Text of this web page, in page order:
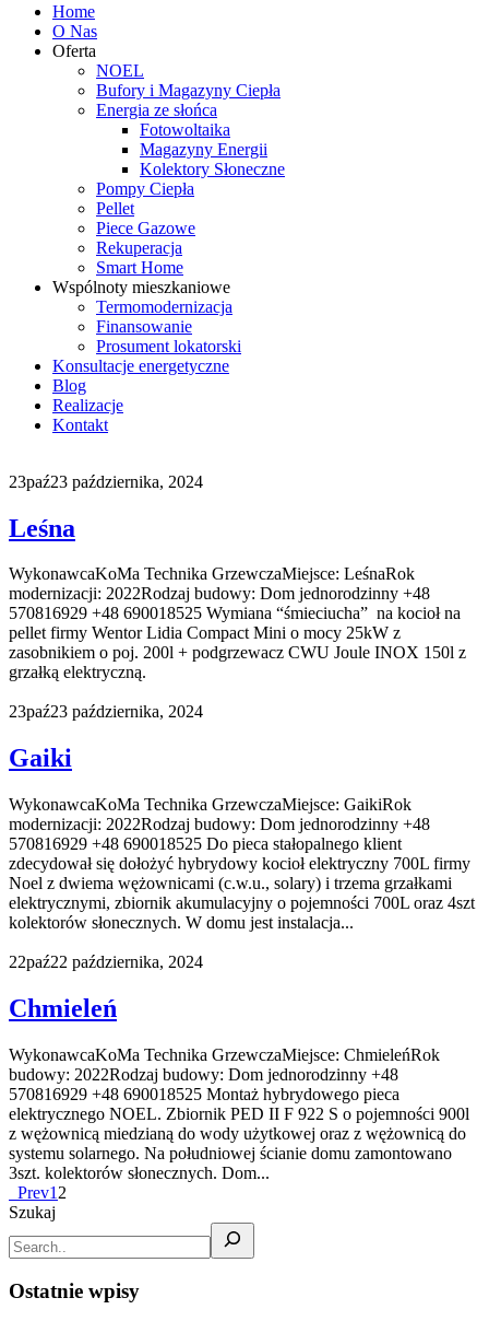
Home
O Nas
Oferta
NOEL
Bufory i Magazyny Ciepła
Energia ze słońca
Fotowoltaika
Magazyny Energii
Kolektory Słoneczne
Pompy Ciepła
Pellet
Piece Gazowe
Rekuperacja
Smart Home
Wspólnoty mieszkaniowe
Termomodernizacja
Finansowanie
Prosument lokatorski
Konsultacje energetyczne
Blog
Realizacje
Kontakt
23paź23 października, 2024
Leśna
WykonawcaKoMa Technika GrzewczaMiejsce: LeśnaRok
modernizacji: 2022Rodzaj budowy: Dom jednorodzinny +48
570816929 +48 690018525 Wymiana “śmieciucha” na kocioł na
pellet firmy Wentor Lidia Compact Mini o mocy 25kW z
zasobnikiem o poj. 200l + podgrzewacz CWU Joule INOX 150l z
grzałką elektryczną.
23paź23 października, 2024
Gaiki
WykonawcaKoMa Technika GrzewczaMiejsce: GaikiRok
modernizacji: 2022Rodzaj budowy: Dom jednorodzinny +48
570816929 +48 690018525 Do pieca stałopalnego klient
zdecydował się dołożyć hybrydowy kocioł elektryczny 700L firmy
Noel z dwiema wężownicami (c.w.u., solary) i trzema grzałkami
elektrycznymi, zbiornik akumulacyjny o pojemności 700L oraz 4szt
kolektorów słonecznych. W domu jest instalacja...
22paź22 października, 2024
Chmieleń
WykonawcaKoMa Technika GrzewczaMiejsce: ChmieleńRok
budowy: 2022Rodzaj budowy: Dom jednorodzinny +48
570816929 +48 690018525 Montaż hybrydowego pieca
elektrycznego NOEL. Zbiornik PED II F 922 S o pojemności 900l
z wężownicą miedzianą do wody użytkowej oraz z wężownicą do
systemu solarnego. Na południowej ścianie domu zamontowano
3szt. kolektorów słonecznych. Dom...
Prev1 2
Szukaj
Ostatnie wpisy